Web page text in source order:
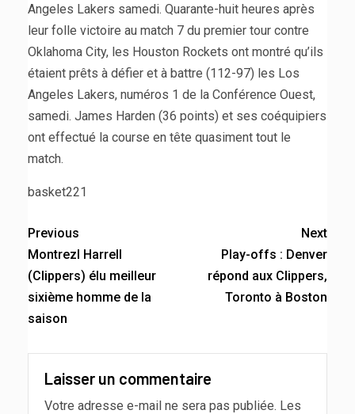
Angeles Lakers samedi. Quarante-huit heures après
leur folle victoire au match 7 du premier tour contre
Oklahoma City, les Houston Rockets ont montré qu’ils
étaient prêts à défier et à battre (112-97) les Los
Angeles Lakers, numéros 1 de la Conférence Ouest,
samedi. James Harden (36 points) et ses coéquipiers
ont effectué la course en tête quasiment tout le
match.
basket221
Previous
Montrezl Harrell
(Clippers) élu meilleur
sixième homme de la
saison
Next
Play-offs : Denver
répond aux Clippers,
Toronto à Boston
Laisser un commentaire
Votre adresse e-mail ne sera pas publiée. Les